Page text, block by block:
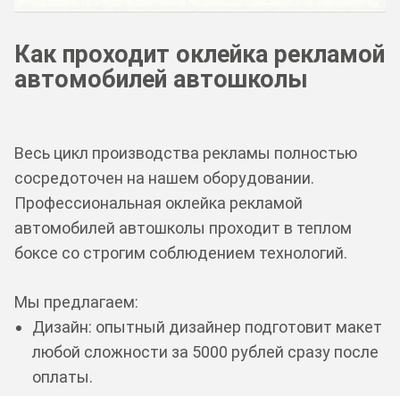
Как проходит оклейка рекламой
автомобилей автошколы
Весь цикл производства рекламы полностью
сосредоточен на нашем оборудовании.
Профессиональная оклейка рекламой
автомобилей автошколы проходит в теплом
боксе со строгим соблюдением технологий.
Мы предлагаем:
Дизайн: опытный дизайнер подготовит макет
любой сложности за 5000 рублей сразу после
оплаты.